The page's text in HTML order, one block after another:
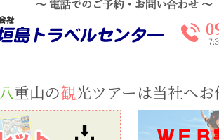
八重山の観光ツアーは当社へ